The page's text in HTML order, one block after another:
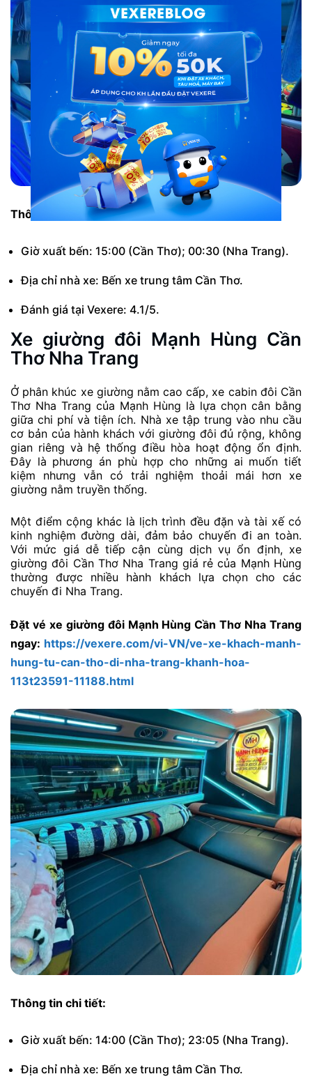
Thông tin chi tiết:
Giờ xuất bến: 15:00 (Cần Thơ); 00:30 (Nha Trang).
Địa chỉ nhà xe: Bến xe trung tâm Cần Thơ.
Đánh giá tại Vexere: 4.1/5.
Xe giường đôi Mạnh Hùng Cần
Thơ Nha Trang
Ở phân khúc xe giường nằm cao cấp, xe cabin đôi Cần
Thơ Nha Trang của Mạnh Hùng là lựa chọn cân bằng
giữa chi phí và tiện ích. Nhà xe tập trung vào nhu cầu
cơ bản của hành khách với giường đôi đủ rộng, không
gian riêng và hệ thống điều hòa hoạt động ổn định.
Đây là phương án phù hợp cho những ai muốn tiết
kiệm nhưng vẫn có trải nghiệm thoải mái hơn xe
giường nằm truyền thống.
Một điểm cộng khác là lịch trình đều đặn và tài xế có
kinh nghiệm đường dài, đảm bảo chuyến đi an toàn.
Với mức giá dễ tiếp cận cùng dịch vụ ổn định, xe
giường đôi Cần Thơ Nha Trang giá rẻ của Mạnh Hùng
thường được nhiều hành khách lựa chọn cho các
chuyến đi Nha Trang.
Đặt vé xe giường đôi Mạnh Hùng Cần Thơ Nha Trang
ngay: https://vexere.com/vi-VN/ve-xe-khach-manh-
hung-tu-can-tho-di-nha-trang-khanh-hoa-
113t23591-11188.html
Thông tin chi tiết:
Giờ xuất bến: 14:00 (Cần Thơ); 23:05 (Nha Trang).
Địa chỉ nhà xe: Bến xe trung tâm Cần Thơ.